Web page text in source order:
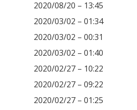
2020/08/20 – 13:45
2020/03/02 – 01:34
2020/03/02 – 00:31
2020/03/02 – 01:40
2020/02/27 – 10:22
2020/02/27 – 09:22
2020/02/27 – 01:25